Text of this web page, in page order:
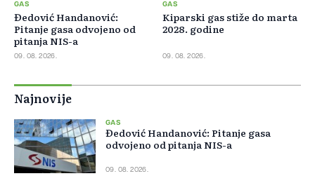
GAS
Đedović Handanović:
Pitanje gasa odvojeno od
pitanja NIS-a
09. 08. 2026.
GAS
Kiparski gas stiže do marta
2028. godine
09. 08. 2026.
Najnovije
GAS
Đedović Handanović: Pitanje gasa
odvojeno od pitanja NIS-a
09. 08. 2026.